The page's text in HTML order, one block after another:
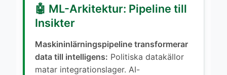
🤖 ML-Arkitektur: Pipeline till
Insikter
Maskininlärningspipeline transformerar
data till intelligens: Politiska datakällor
matar integrationslager. AI-